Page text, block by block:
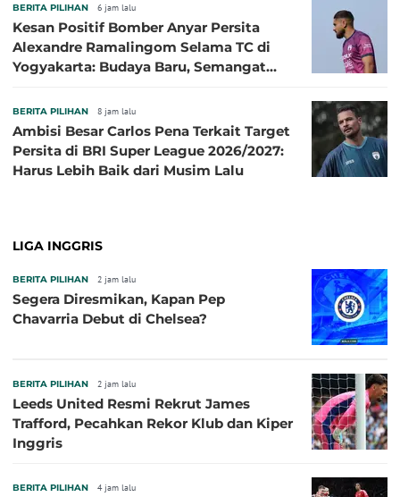
BERITA PILIHAN 6 jam lalu
Kesan Positif Bomber Anyar Persita
Alexandre Ramalingom Selama TC di
Yogyakarta: Budaya Baru, Semangat
BERITA PILIHAN 8 jam lalu
Ambisi Besar Carlos Pena Terkait Target
Persita di BRI Super League 2026/2027:
Harus Lebih Baik dari Musim Lalu
LIGA INGGRIS
BERITA PILIHAN 2 jam lalu
Segera Diresmikan, Kapan Pep
Chavarria Debut di Chelsea?
BERITA PILIHAN 2 jam lalu
Leeds United Resmi Rekrut James
Trafford, Pecahkan Rekor Klub dan Kiper
Inggris
BERITA PILIHAN 4 jam lalu